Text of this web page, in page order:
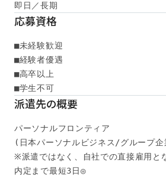
即日／長期
応募資格
■未経験歓迎
■経験者優遇
■高卒以上
■学生不可
派遣先の概要
パーソナルフロンティア
(日本パーソナルビジネス/グループ企
※派遣ではなく、自社での直接雇用と
内定まで最短3日◎